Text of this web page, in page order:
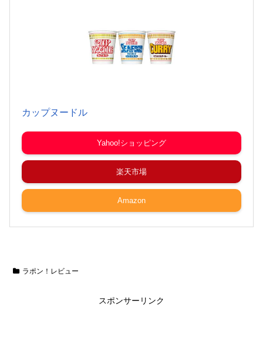
カップヌードル
Yahoo!ショッピング
楽天市場
Amazon
ラポン！レビュー
スポンサーリンク